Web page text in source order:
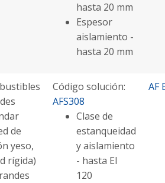
hasta 20 mm
Espesor
aislamiento -
hasta 20 mm
de
yeso,
rígida)
Código solución:
AFS308
Clase de
estanqueidad
y aislamiento
- hasta EI
120
AF